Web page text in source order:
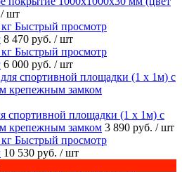
/ шт
Быстрый просмотр
8 470 руб. / шт
Быстрый просмотр
6 000 руб. / шт
спортивной площадки (1 х 1м) с
крепежным замком 3 890 руб. / шт
Быстрый просмотр
10 530 руб. / шт